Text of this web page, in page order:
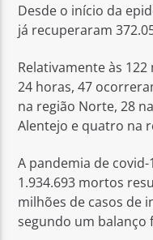
Desde o início da
já recuperaram
Relativamente às
24 horas, 47
na região Norte, 28
Alentejo e quatro na
A pandemia de
1.934.693 mortos
milhões de casos de
segundo um balanço